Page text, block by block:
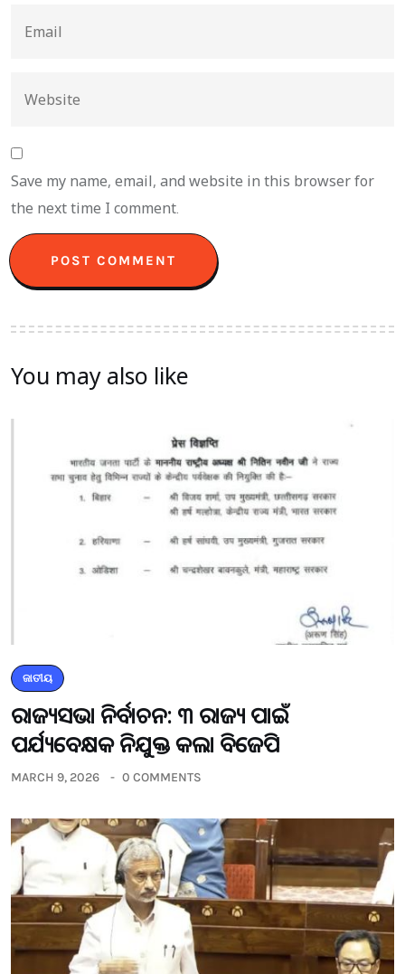
Save my name, email, and website in this browser for
the next time I comment.
You may also like
ଜାତୀୟ
ରାଜ୍ୟସଭା ନିର୍ବାଚନ: ୩ ରାଜ୍ୟ ପାଇଁ
ପର୍ଯ୍ୟବେକ୍ଷକ ନିଯୁକ୍ତ କଲା ବିଜେପି
MARCH 9, 2026 0 COMMENTS